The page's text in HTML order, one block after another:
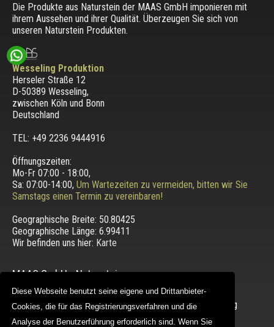
Diese Webseite benutzt seine eigene und Drittanbieter-
Cookies, die für das Registrierungsverfahren und die
Analyse der Benutzerführung erforderlich sind. Wenn Sie
Die Produkte aus Naturstein der MAAS GmbH imponieren mit
ihrem Aussehen und ihrer Qualität. Überzeugen Sie sich von
unseren Naturstein Produkten.
Wesseling Produktion
Herseler Straße 12
D-50389 Wesseling,
zwischen Köln und Bonn
Deutschland
TEL: +49 2236 9444916
Öffnungszeiten:
Mo-Fr 07:00 - 18:00,
Sa: 07:00-14:00, Um Wartezeiten zu vermeiden, bitten wir Sie
Samstags einen Termin zu vereinbaren!
Geographische Breite: 50.80425
Geographische Länge: 6.99411
Wir befinden uns hier: Karte
MAAS GmbH-Naturstein
Natursteingehört immer mehr zum modernen Zuhause.
Naturstein bietet viele Einsatzmöglichkeiten zur Gestaltung
dank seiner Texturen.